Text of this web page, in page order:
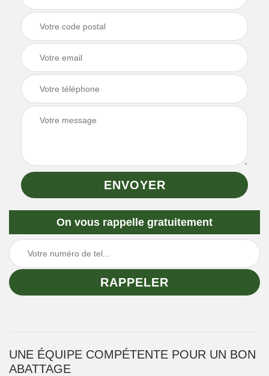
On vous rappelle gratuitement
UNE ÉQUIPE COMPÉTENTE POUR UN BON
ABATTAGE